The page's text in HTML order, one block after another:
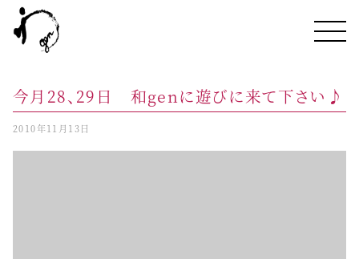
今月28、29日 和genに遊びに来て下さい♪
2010年11月13日